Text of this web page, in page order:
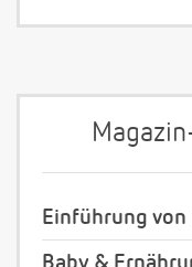
Einführung von